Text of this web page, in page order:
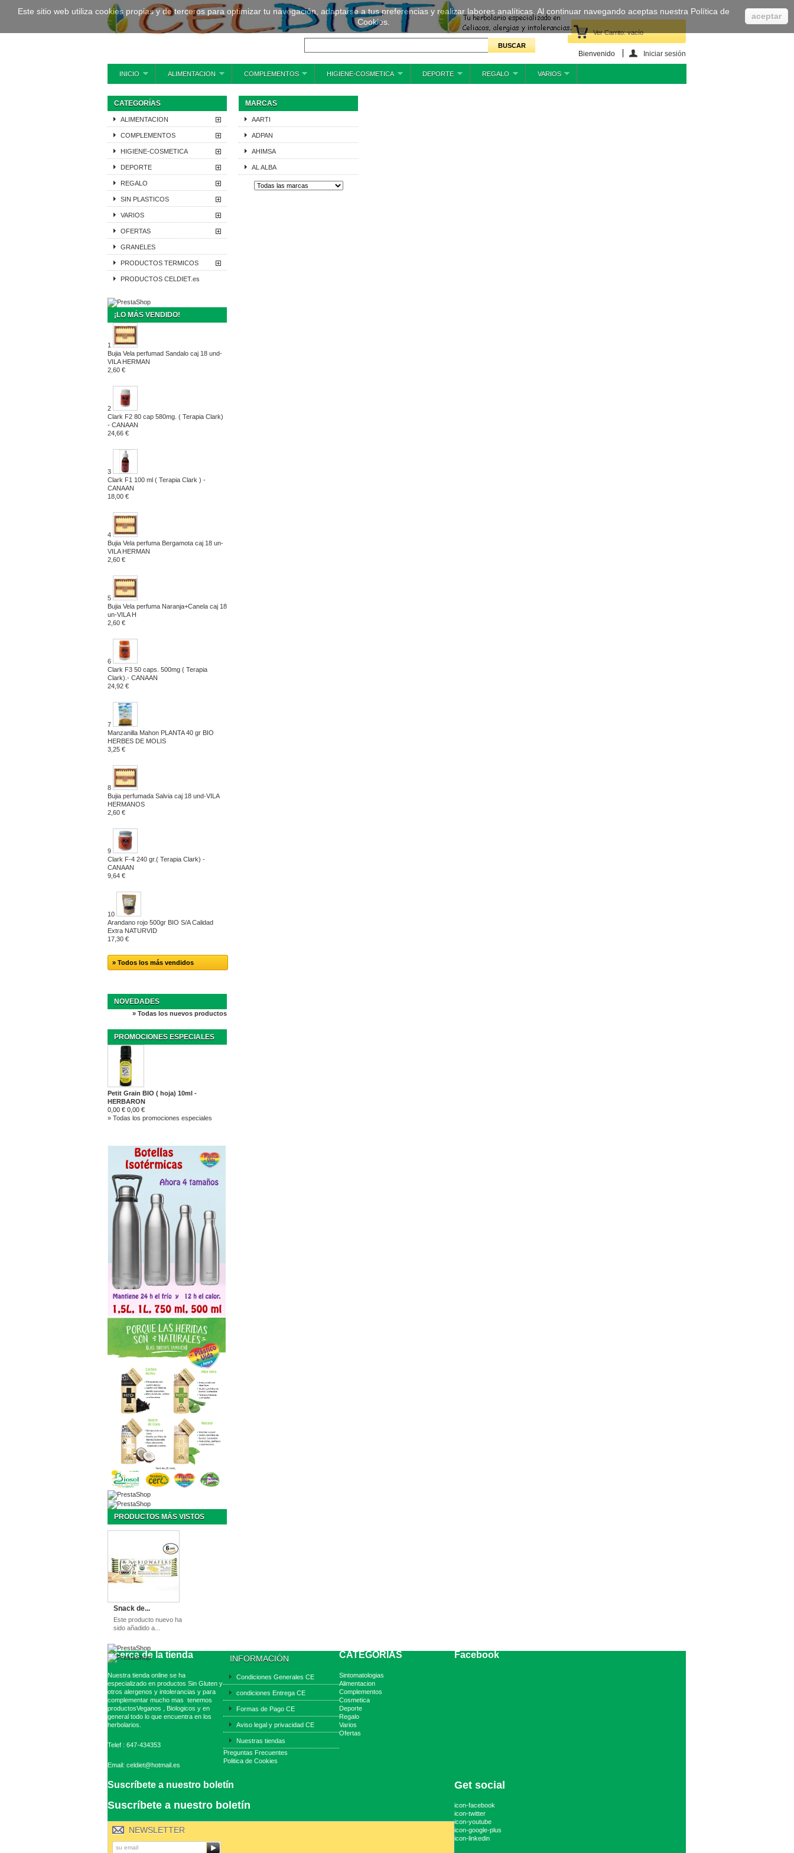
Ver Carrito:vacío
Bienvenido Iniciar sesión
INICIO ALIMENTACION COMPLEMENTOS HIGIENE-COSMETICA DEPORTE REGALO VARIOS
CATEGORÍAS
ALIMENTACION
COMPLEMENTOS
HIGIENE-COSMETICA
DEPORTE
REGALO
SIN PLASTICOS
VARIOS
OFERTAS
GRANELES
PRODUCTOS TERMICOS
PRODUCTOS CELDIET.es
¡LO MÁS VENDIDO!
1
Bujia Vela perfumad Sandalo caj 18 und-
VILA HERMAN
2,60 €
2
Clark F2 80 cap 580mg. ( Terapia Clark)
- CANAAN
24,66 €
3
Clark F1 100 ml ( Terapia Clark ) -
CANAAN
18,00 €
4
Bujia Vela perfuma Bergamota caj 18 un-
VILA HERMAN
2,60 €
5
Bujia Vela perfuma Naranja+Canela caj 18
un-VILA H
2,60 €
6
Clark F3 50 caps. 500mg ( Terapia
Clark).- CANAAN
24,92 €
7
Manzanilla Mahon PLANTA 40 gr BIO
HERBES DE MOLIS
3,25 €
8
Bujia perfumada Salvia caj 18 und-VILA
HERMANOS
2,60 €
9
Clark F-4 240 gr.( Terapia Clark) -
CANAAN
9,64 €
10
Arandano rojo 500gr BIO S/A Calidad
Extra NATURVID
17,30 €
» Todos los más vendidos
NOVEDADES
» Todas los nuevos productos
PROMOCIONES ESPECIALES
Petit Grain BIO ( hoja) 10ml -
HERBARON
0,00 € 0,00 €
» Todas los promociones especiales
PRODUCTOS MÁS VISTOS
Snack de...
Este producto nuevo ha
sido añadido a...
MARCAS
AARTI
ADPAN
AHIMSA
AL ALBA
Este sitio web utiliza cookies propias y de terceros para optimizar tu navegación, adaptarse a tus preferencias y realizar labores analíticas. Al continuar navegando aceptas nuestra Política de
Cookies.
aceptar
Acerca de la tienda
Nuestra tienda online se ha
especializado en productos Sin Gluten y
otros alergenos y intolerancias y para
complementar mucho mas tenemos
productosVeganos , Biologicos y en
general todo lo que encuentra en los
herbolarios.
Telef : 647-434353
Email: celdiet@hotmail.es
INFORMACIÓN
Condiciones Generales CE
condiciones Entrega CE
Formas de Pago CE
Aviso legal y privacidad CE
Nuestras tiendas
Preguntas Frecuentes
Politica de Cookies
CATEGORIAS
Sintomatologias
Alimentacion
Complementos
Cosmetica
Deporte
Regalo
Varios
Ofertas
Facebook
Suscríbete a nuestro boletín
Suscríbete a nuestro boletín
NEWSLETTER
Get social
icon-facebook
icon-twitter
icon-youtube
icon-google-plus
icon-linkedin